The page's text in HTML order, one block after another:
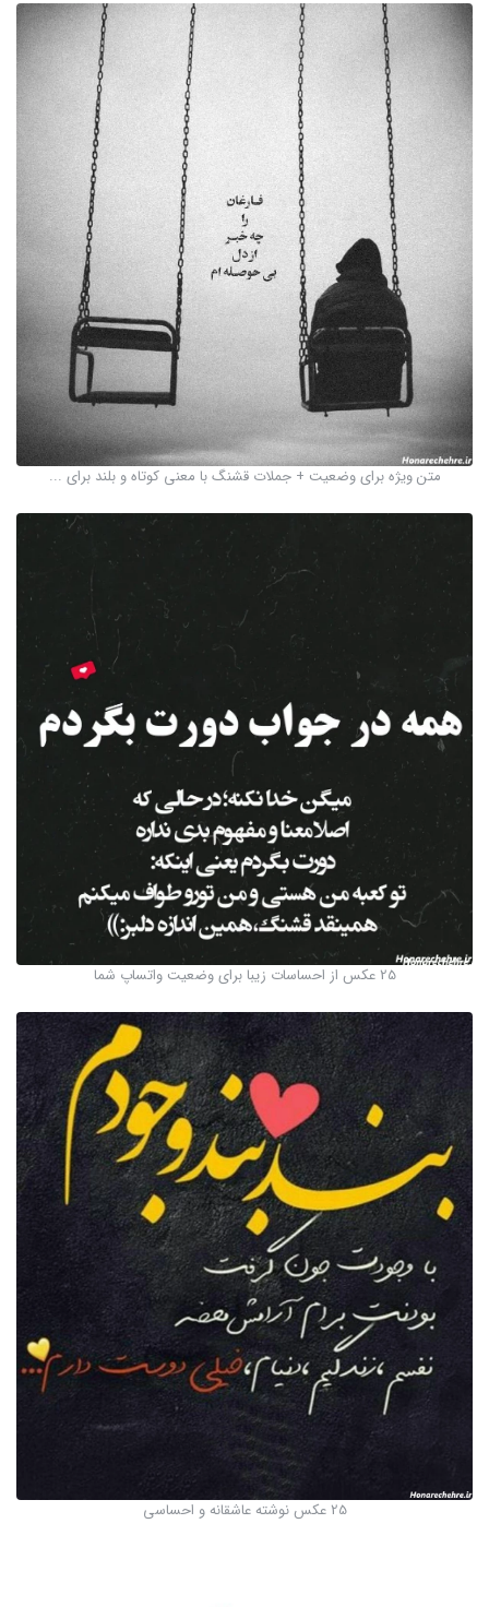
متن ویژه برای وضعیت + جملات قشنگ با معنی کوتاه و بلند برای ...
25 عکس از احساسات زیبا برای وضعیت واتساپ شما
25 عکس نوشته عاشقانه و احساسی